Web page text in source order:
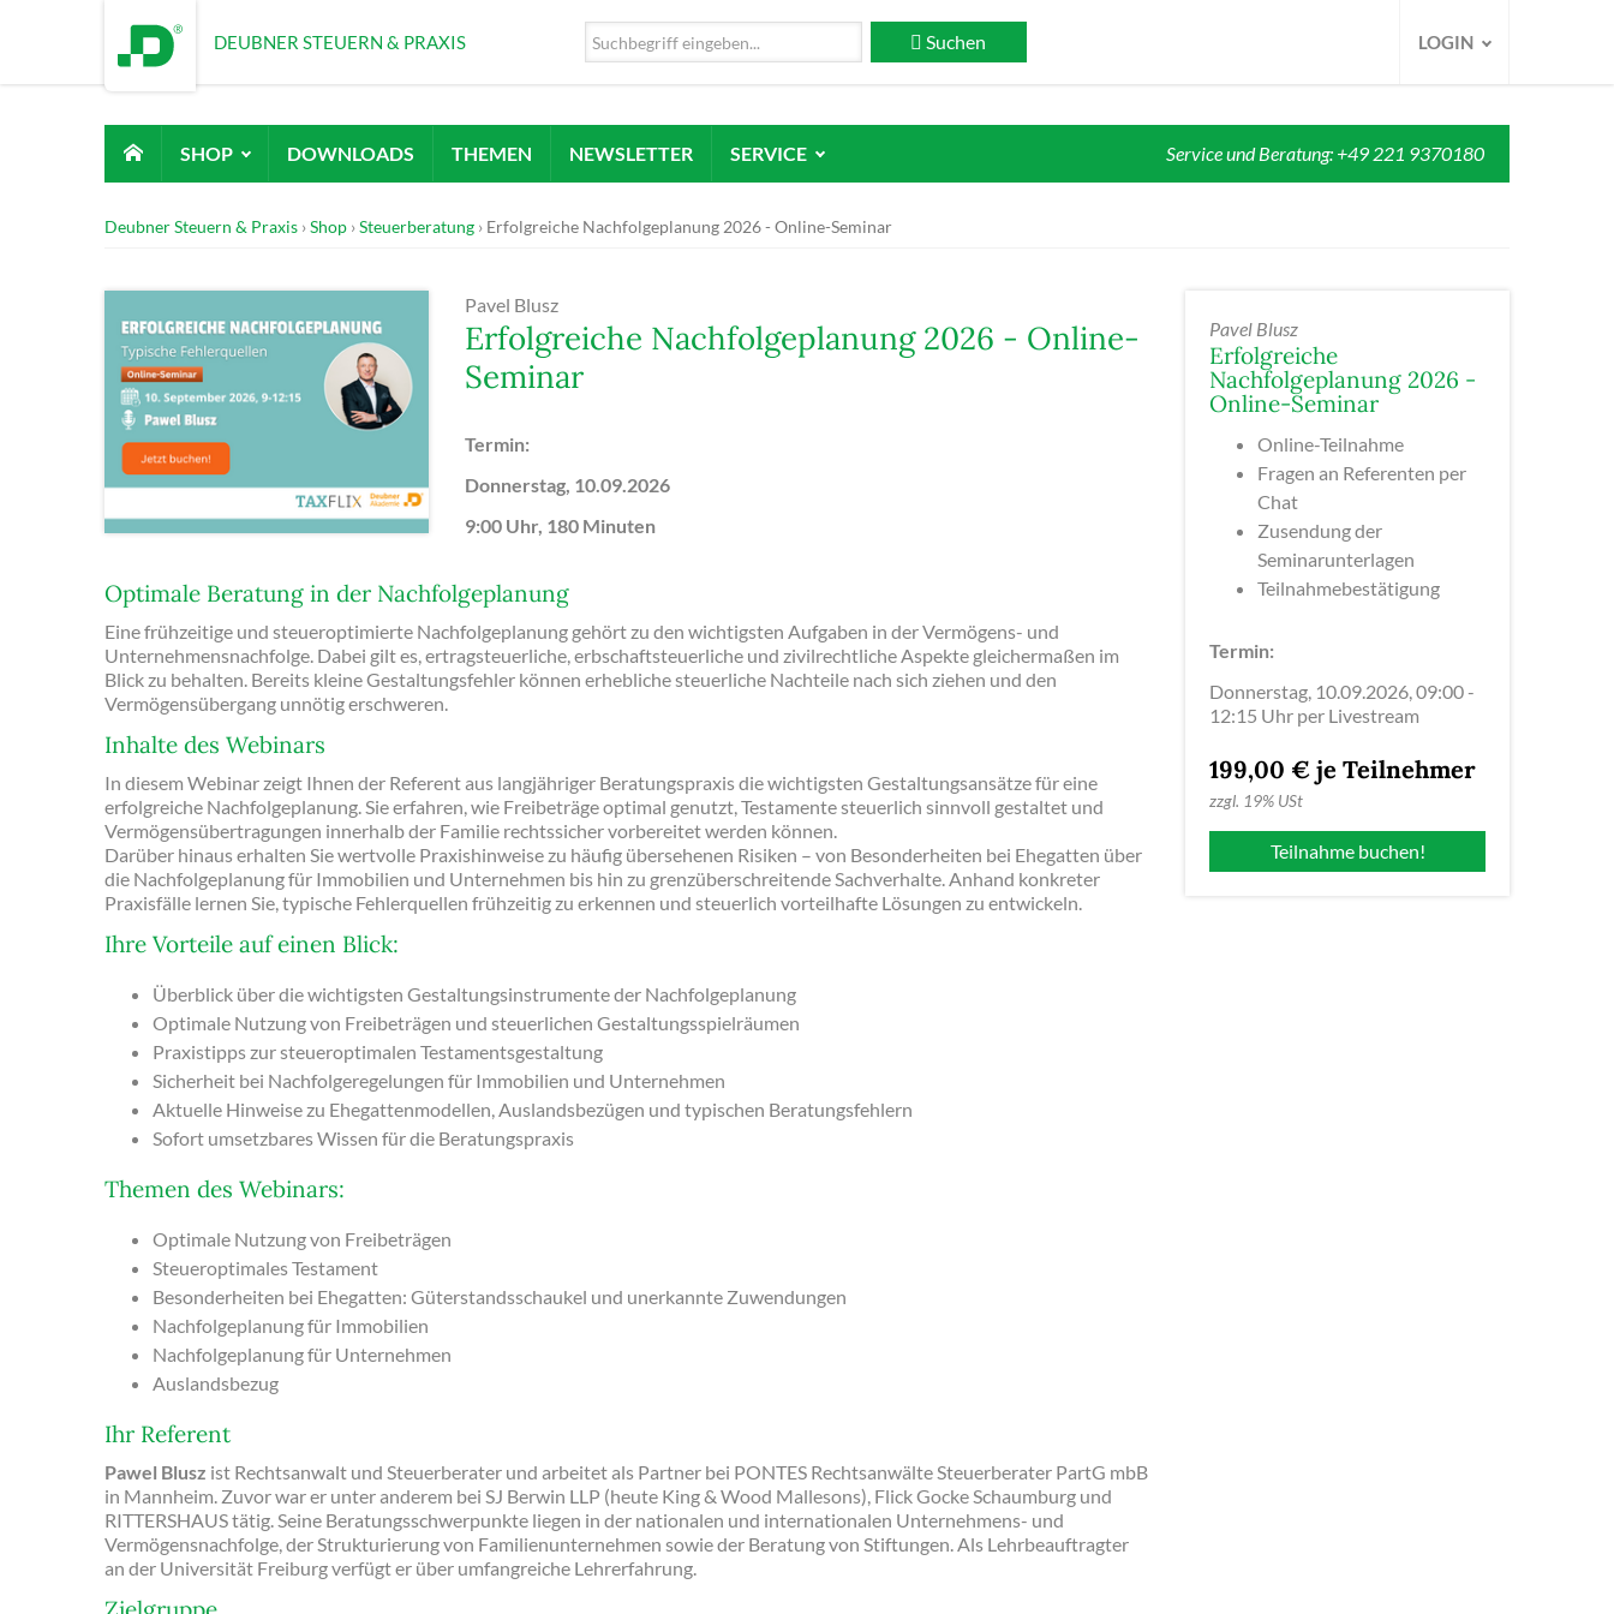
DEUBNER STEUERN & PRAXIS Suchen LOGIN
SHOP DOWNLOADS THEMEN NEWSLETTER SERVICE Service und Beratung: +49 221 9370180
Deubner Steuern & Praxis Shop Steuerberatung Erfolgreiche Nachfolgeplanung 2026 - Online-Seminar
Pavel Blusz
Erfolgreiche Nachfolgeplanung 2026 - Online-
Seminar
Termin:
Donnerstag, 10.09.2026
9:00 Uhr, 180 Minuten
Optimale Beratung in der Nachfolgeplanung
Eine frühzeitige und steueroptimierte Nachfolgeplanung gehört zu den wichtigsten Aufgaben in der Vermögens- und
Unternehmensnachfolge. Dabei gilt es, ertragsteuerliche, erbschaftsteuerliche und zivilrechtliche Aspekte gleichermaßen im
Blick zu behalten. Bereits kleine Gestaltungsfehler können erhebliche steuerliche Nachteile nach sich ziehen und den
Vermögensübergang unnötig erschweren.
Inhalte des Webinars
In diesem Webinar zeigt Ihnen der Referent aus langjähriger Beratungspraxis die wichtigsten Gestaltungsansätze für eine
erfolgreiche Nachfolgeplanung. Sie erfahren, wie Freibeträge optimal genutzt, Testamente steuerlich sinnvoll gestaltet und
Vermögensübertragungen innerhalb der Familie rechtssicher vorbereitet werden können.
Darüber hinaus erhalten Sie wertvolle Praxishinweise zu häufig übersehenen Risiken – von Besonderheiten bei Ehegatten über
die Nachfolgeplanung für Immobilien und Unternehmen bis hin zu grenzüberschreitende Sachverhalte. Anhand konkreter
Praxisfälle lernen Sie, typische Fehlerquellen frühzeitig zu erkennen und steuerlich vorteilhafte Lösungen zu entwickeln.
Ihre Vorteile auf einen Blick:
Überblick über die wichtigsten Gestaltungsinstrumente der Nachfolgeplanung
Optimale Nutzung von Freibeträgen und steuerlichen Gestaltungsspielräumen
Praxistipps zur steueroptimalen Testamentsgestaltung
Sicherheit bei Nachfolgeregelungen für Immobilien und Unternehmen
Aktuelle Hinweise zu Ehegattenmodellen, Auslandsbezügen und typischen Beratungsfehlern
Sofort umsetzbares Wissen für die Beratungspraxis
Themen des Webinars:
Optimale Nutzung von Freibeträgen
Steueroptimales Testament
Besonderheiten bei Ehegatten: Güterstandsschaukel und unerkannte Zuwendungen
Nachfolgeplanung für Immobilien
Nachfolgeplanung für Unternehmen
Auslandsbezug
Ihr Referent
Pawel Blusz ist Rechtsanwalt und Steuerberater und arbeitet als Partner bei PONTES Rechtsanwälte Steuerberater PartG mbB
in Mannheim. Zuvor war er unter anderem bei SJ Berwin LLP (heute King & Wood Mallesons), Flick Gocke Schaumburg und
RITTERSHAUS tätig. Seine Beratungsschwerpunkte liegen in der nationalen und internationalen Unternehmens- und
Vermögensnachfolge, der Strukturierung von Familienunternehmen sowie der Beratung von Stiftungen. Als Lehrbeauftragter
an der Universität Freiburg verfügt er über umfangreiche Lehrerfahrung.
Pavel Blusz
Erfolgreiche
Nachfolgeplanung 2026 -
Online-Seminar
Online-Teilnahme
Fragen an Referenten per
Chat
Zusendung der
Seminarunterlagen
Teilnahmebestätigung
Termin:
Donnerstag, 10.09.2026, 09:00 -
12:15 Uhr per Livestream
199,00 € je Teilnehmer
zzgl. 19% USt
Teilnahme buchen!